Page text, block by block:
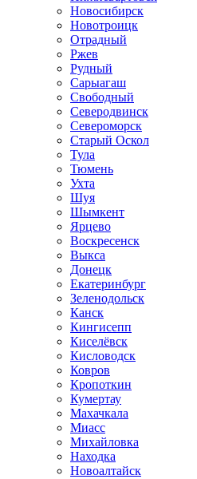
Новосибирск
Новотроицк
Отрадный
Ржев
Рудный
Сарыагаш
Свободный
Северодвинск
Североморск
Старый Оскол
Тула
Тюмень
Ухта
Шуя
Шымкент
Ярцево
Воскресенск
Выкса
Донецк
Екатеринбург
Зеленодольск
Канск
Кингисепп
Киселёвск
Кисловодск
Ковров
Кропоткин
Кумертау
Махачкала
Миасс
Михайловка
Находка
Новоалтайск